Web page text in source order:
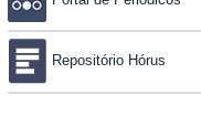
Repositório Hórus